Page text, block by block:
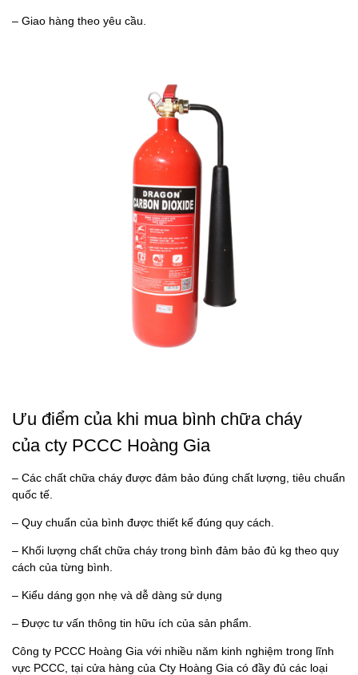
– Giao hàng theo yêu cầu.
Ưu điểm của khi mua bình chữa cháy
của cty PCCC Hoàng Gia
– Các chất chữa cháy được đảm bảo đúng chất lượng, tiêu chuẩn
quốc tế.
– Quy chuẩn của bình được thiết kế đúng quy cách.
– Khối lượng chất chữa cháy trong bình đảm bảo đủ kg theo quy
cách của từng bình.
– Kiểu dáng gọn nhẹ và dễ dàng sử dụng
– Được tư vấn thông tin hữu ích của sản phẩm.
Công ty PCCC Hoàng Gia với nhiều năm kinh nghiệm trong lĩnh
vực PCCC, tại cửa hàng của Cty Hoàng Gia có đầy đủ các loại